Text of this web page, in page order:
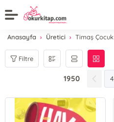
Anasayfa Üretici Timaş Çocuk
Filtre
1950